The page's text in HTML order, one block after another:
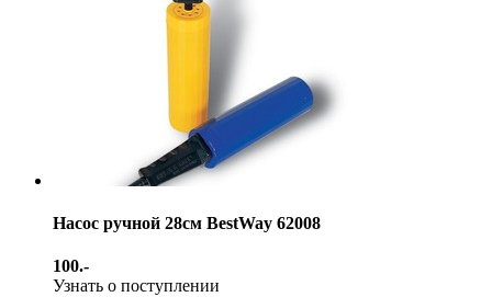
Насос ручной 28см BestWay 62008
100.-
Узнать о поступлении